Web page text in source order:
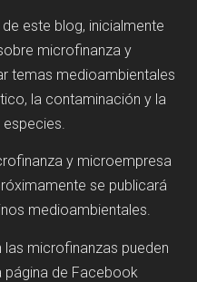
este blog, inicialmente
microfinanza y
temas medioambientales
la contaminación y la
y microempresa
se publicará
medioambientales.
microfinanzas pueden
página de Facebook